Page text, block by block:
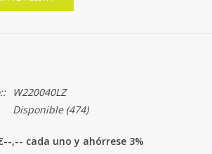
W220040LZ
Disponible(474)
,-- cada uno y ahórrese 3%